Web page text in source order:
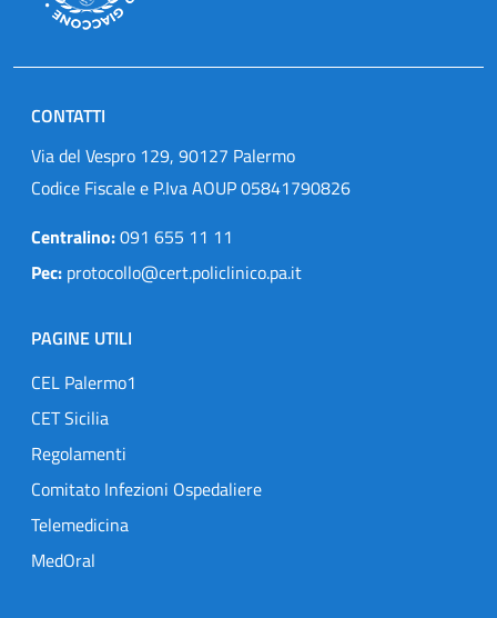
CONTATTI
Via del Vespro 129, 90127 Palermo
Codice Fiscale e P.Iva AOUP 05841790826
Centralino:091 655 11 11
Pec: protocollo@cert.policlinico.pa.it
PAGINE UTILI
CEL Palermo1
CET Sicilia
Regolamenti
Comitato Infezioni Ospedaliere
Telemedicina
MedOral